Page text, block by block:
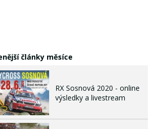
články měsíce
RX Sosnová 2020 - online
výsledky a livestream